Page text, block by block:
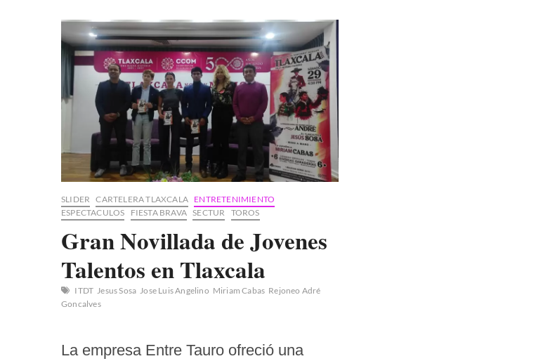
SLIDER CARTELERA TLAXCALA ENTRETENIMIENTO
ESPECTACULOS
FIESTA BRAVA SECTUR TOROS
Gran Novillada de Jovenes
Talentos en Tlaxcala
ITDT Jesus Sosa Jose Luis Angelino Miriam Cabas Rejoneo Adré
Goncalves
La empresa Entre Tauro ofreció una